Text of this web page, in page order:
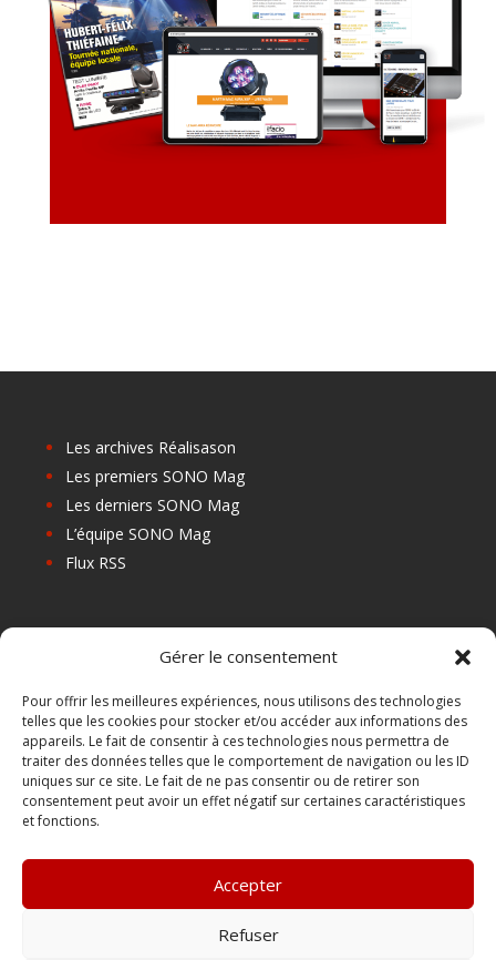
Gérer le consentement
Pour offrir les meilleures expériences, nous utilisons des technologies
telles que les cookies pour stocker et/ou accéder aux informations des
appareils. Le fait de consentir à ces technologies nous permettra de
traiter des données telles que le comportement de navigation ou les ID
uniques sur ce site. Le fait de ne pas consentir ou de retirer son
consentement peut avoir un effet négatif sur certaines caractéristiques
et fonctions.
Accepter
Refuser
Les archives Réalisason
Les premiers SONO Mag
Les derniers SONO Mag
L’équipe SONO Mag
Flux RSS
Les Centres de Formation
Les Points Relais
Localiser Point Relais
Mon Compte
FAQ
Contact
Conditions Générales de Vente